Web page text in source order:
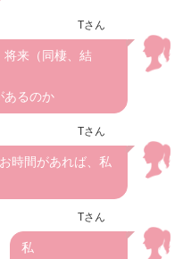
Tさん
将来（同棲、結
あるのか
Tさん
時間があれば、私
Tさん
私